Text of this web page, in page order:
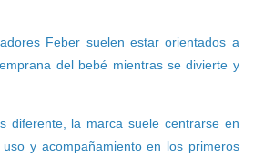
Feber suelen estar orientados a
del bebé mientras se divierte y
diferente, la marca suele centrarse en
y acompañamiento en los primeros